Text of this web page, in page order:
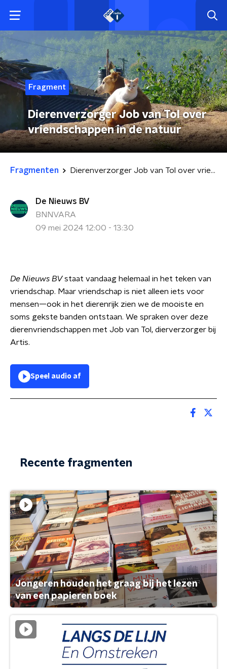
Fragment
Dierenverzorger Job van Tol over
vriendschappen in de natuur
Fragmenten Dierenverzorger Job van Tol over vriendschappen in de natuur
De Nieuws BV
BNNVARA
09 mei 2024 12:00 - 13:30
De Nieuws BVstaat vandaag helemaal in het teken van
vriendschap. Maar vriendschap is niet alleen iets voor
mensen—ook in het dierenrijk zien we de mooiste en
soms gekste banden ontstaan. We spraken over deze
dierenvriendschappen met Job van Tol, dierverzorger bij
Artis.
Speel audio af
Recente fragmenten
Jongeren houden het graag bij het lezen
van een papieren boek